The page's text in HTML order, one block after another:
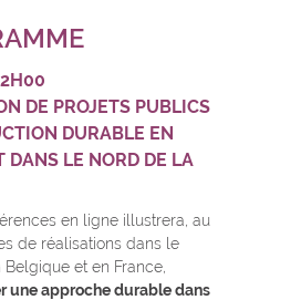
DE PROJETS PUBLICS
DURABLE EN
DANS LE NORD DE LA
en ligne illustrera, au
de réalisations dans le
et en France,
une approche durable dans